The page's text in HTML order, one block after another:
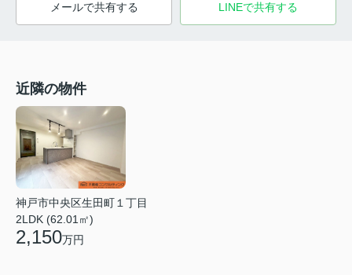
メールで共有する LINEで共有する
近隣の物件
神戸市中央区生田町１丁目
2LDK (62.01㎡)
2,150万円